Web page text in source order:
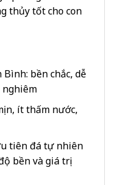
thủy tốt cho con
bền chắc, dễ
nghiêm
ít thấm nước,
tiên đá tự nhiên
bền và giá trị